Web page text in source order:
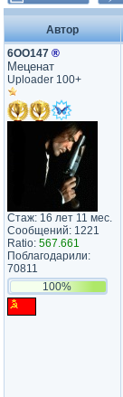
Автор
6ОО147 ®
Меценат
Uploader 100+
Стаж: 16 лет 11 мес.
Сообщений: 1221
Ratio: 567.661
Поблагодарили:
70811
100%